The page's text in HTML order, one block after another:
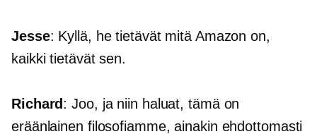
Jesse: Kyllä, he tietävät mitä Amazon on,
kaikki tietävät sen.
Richard: Joo, ja niin haluat, tämä on
eräänlainen filosofiamme, ainakin ehdottomasti